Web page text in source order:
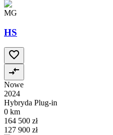
MG
HS
Nowe
2024
Hybryda Plug-in
0 km
164 500 zł
127 900 zł